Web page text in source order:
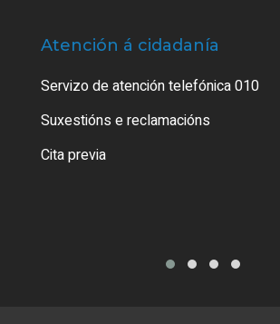
Atención á cidadanía
Servizo de atención telefónica 010
Suxestións e reclamacións
Cita previa